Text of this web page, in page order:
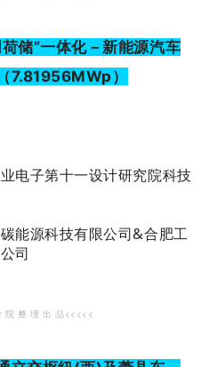
储”一体化－新能源汽车
7.81956MWp）
业电子第十一设计研究院科技
碳能源科技有限公司&合肥工
司
院 整 理 出 品<<<<<